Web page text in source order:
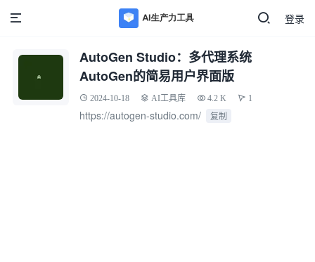
登录
AutoGen Studio：多代理系统
AutoGen的简易用户界面版
2024-10-18 AI工具库 4.2 K 1
https://autogen-studio.com/ 复制